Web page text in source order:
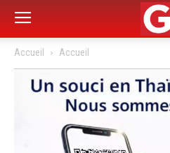
Accueil Accueil